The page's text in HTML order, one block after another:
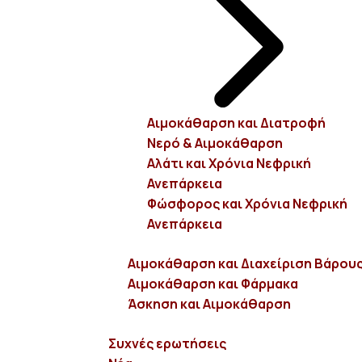
Αιμοκάθαρση και Διατροφή
Νερό & Αιμοκάθαρση
Αλάτι και Χρόνια Νεφρική
Ανεπάρκεια
Φώσφορος και Χρόνια Νεφρική
Ανεπάρκεια
Αιμοκάθαρση και Διαχείριση
Αιμοκάθαρση και Φάρμακα
Άσκηση και Αιμοκάθαρση
Συχνές ερωτήσεις
επιπλοκών, όπως υψηλή αρτηριακή πίεση, καρδιακή
: Με τη μείωση της
πρόσληψης αλατιού, οι ασθενείς μπορούν να ελέγξουν
τα επίπεδα της αρτηριακής πίεσης και να μειώσουν
τον κίνδυνο καρδιαγγειακών επιπλοκών που
σχετίζονται με την υπέρταση.
Η κατανάλωση αλμυρών τροφών
μπορεί να αυξήσει τη δίψα, οδηγώντας σε υψηλότερη
αιμοκάθαρσης. Ο περιορισμός του αλατιού βοηθάει
στη μείωση της δίψας και στη σωστή ισορροπία
Επηρεάζει την αποτελεσματικότητα της